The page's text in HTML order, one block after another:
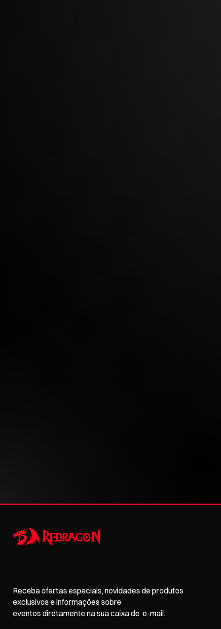
Receba ofertas especiais, novidades de produtos
exclusivos e informações sobre
eventos diretamente na sua caixa de e-mail.